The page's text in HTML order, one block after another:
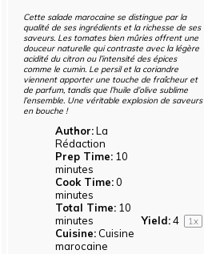
Cette salade marocaine se distingue par la
qualité de ses ingrédients et la richesse de ses
saveurs. Les tomates bien mûries offrent une
douceur naturelle qui contraste avec la légère
acidité du citron ou l’intensité des épices
comme le cumin. Le persil et la coriandre
viennent apporter une touche de fraîcheur et
de parfum, tandis que l’huile d’olive sublime
l’ensemble. Une véritable explosion de saveurs
en bouche !
Author: La
Rédaction
Prep Time: 10
minutes
Cook Time: 0
minutes
Total Time: 10
minutes
Yield:4 1x
Cuisine: Cuisine
marocaine